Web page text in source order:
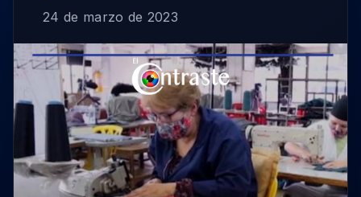
24 de marzo de 2023